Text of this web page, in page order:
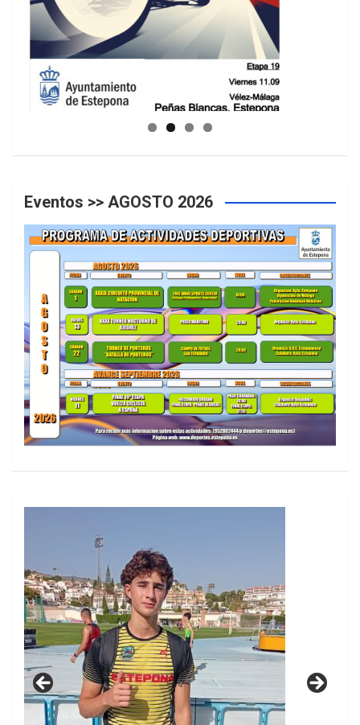
GUIA DE INSTALACIONES DEPORTIVAS
Eventos >> AGOSTO 2026